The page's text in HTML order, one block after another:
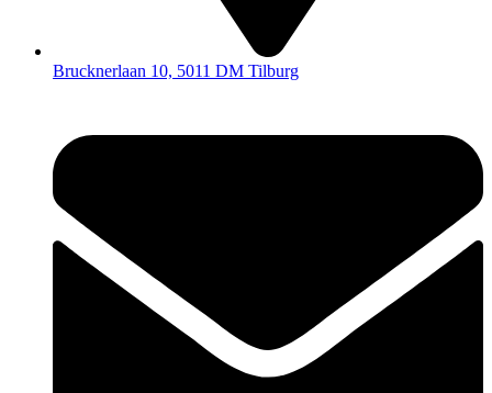
Brucknerlaan 10, 5011 DM Tilburg